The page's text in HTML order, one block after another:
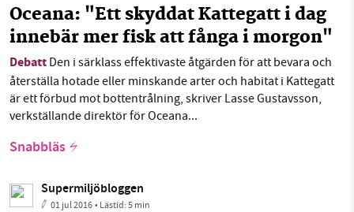
Oceana: "Ett skyddat Kattegatt i dag
innebär mer fisk att fånga i morgon"
Debatt Den i särklass effektivaste åtgärden för att bevara och
återställa hotade eller minskande arter och habitat i Kattegatt
är ett förbud mot bottentrålning, skriver Lasse Gustavsson,
verkställande direktör för Oceana...
Snabbläs
Supermiljöbloggen
01 jul 2016• Lästid:5 min